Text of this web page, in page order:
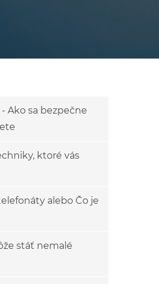
Ako sa bezpečne
ktoré vás
alebo Čo je
stáť nemalé